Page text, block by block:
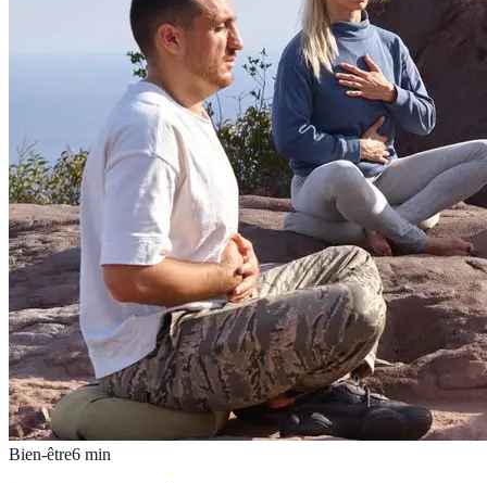
Bien-être6 min